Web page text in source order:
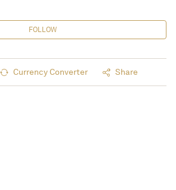
FOLLOW
Currency Converter Share